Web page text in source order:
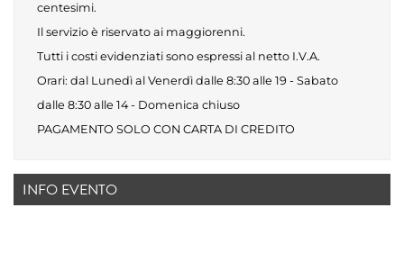
centesimi.
Il servizio è riservato ai maggiorenni.
Tutti i costi evidenziati sono espressi al netto I.V.A.
Orari: dal Lunedì al Venerdì dalle 8:30 alle 19 - Sabato
dalle 8:30 alle 14 - Domenica chiuso
PAGAMENTO SOLO CON CARTA DI CREDITO
INFO EVENTO